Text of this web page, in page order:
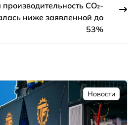
CO₂-
ниже заявленной до
53%
Новости